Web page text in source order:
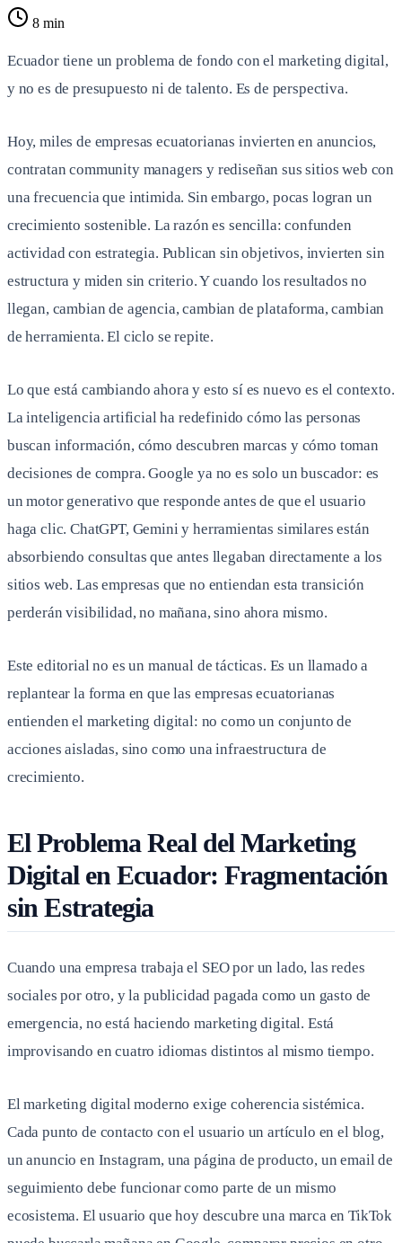
8 min
Ecuador tiene un problema de fondo con el marketing digital,
y no es de presupuesto ni de talento. Es de perspectiva.
Hoy, miles de empresas ecuatorianas invierten en anuncios,
contratan community managers y rediseñan sus sitios web con
una frecuencia que intimida. Sin embargo, pocas logran un
crecimiento sostenible. La razón es sencilla: confunden
actividad con estrategia. Publican sin objetivos, invierten sin
estructura y miden sin criterio. Y cuando los resultados no
llegan, cambian de agencia, cambian de plataforma, cambian
de herramienta. El ciclo se repite.
Lo que está cambiando ahora y esto sí es nuevo es el contexto.
La inteligencia artificial ha redefinido cómo las personas
buscan información, cómo descubren marcas y cómo toman
decisiones de compra. Google ya no es solo un buscador: es
un motor generativo que responde antes de que el usuario
haga clic. ChatGPT, Gemini y herramientas similares están
absorbiendo consultas que antes llegaban directamente a los
sitios web. Las empresas que no entiendan esta transición
perderán visibilidad, no mañana, sino ahora mismo.
Este editorial no es un manual de tácticas. Es un llamado a
replantear la forma en que las empresas ecuatorianas
entienden el marketing digital: no como un conjunto de
acciones aisladas, sino como una infraestructura de
crecimiento.
El Problema Real del Marketing
Digital en Ecuador: Fragmentación
sin Estrategia
Cuando una empresa trabaja el SEO por un lado, las redes
sociales por otro, y la publicidad pagada como un gasto de
emergencia, no está haciendo marketing digital. Está
improvisando en cuatro idiomas distintos al mismo tiempo.
El marketing digital moderno exige coherencia sistémica.
Cada punto de contacto con el usuario un artículo en el blog,
un anuncio en Instagram, una página de producto, un email de
seguimiento debe funcionar como parte de un mismo
ecosistema. El usuario que hoy descubre una marca en TikTok